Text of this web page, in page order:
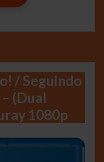
/ Seguindo
(Dual
1080p